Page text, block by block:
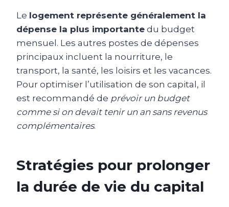
Le logement représente généralement la
dépense la plus importante du budget
mensuel. Les autres postes de dépenses
principaux incluent la nourriture, le
transport, la santé, les loisirs et les vacances.
Pour optimiser l’utilisation de son capital, il
est recommandé de prévoir un budget
comme si on devait tenir un an sans revenus
complémentaires.
Stratégies pour prolonger
la durée de vie du capital